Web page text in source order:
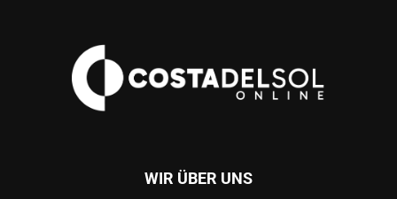
WIR ÜBER UNS